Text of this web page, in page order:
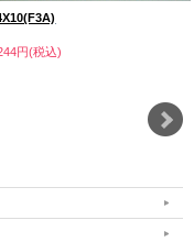
円(税込)